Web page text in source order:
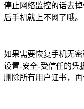
停止网络监控的话去
后手机就上不网了哦。
如果需要恢复手机无
设置-安全-受信任的凭
删除所有用户证书，再